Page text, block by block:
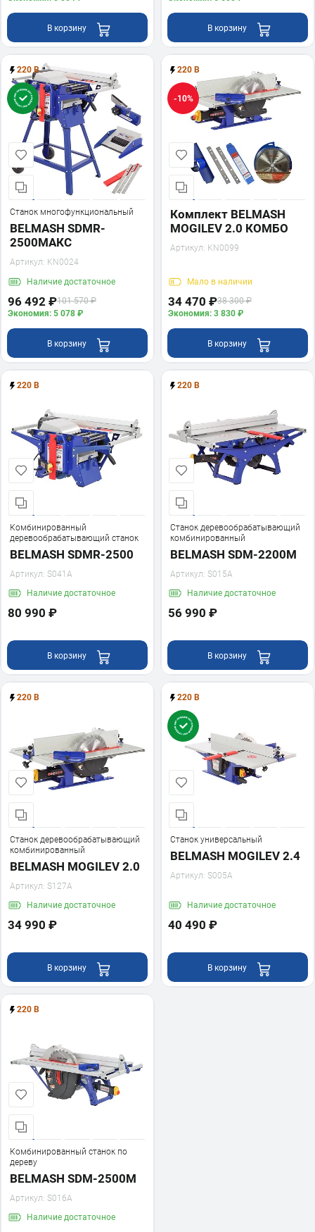
В корзину В корзину
220 В
Станок многофункциональный
BELMASH SDMR-
2500МАКС
Артикул: KN0024
Наличие достаточное
96 492 ₽101 570 ₽
Экономия: 5 078 ₽
В корзину
220 В
-10%
Комплект BELMASH
MOGILEV 2.0 КОМБО
Артикул: KN0099
Мало в наличии
34 470 ₽38 300 ₽
Экономия: 3 830 ₽
В корзину
220 В
Комбинированный
деревообрабатывающий станок
BELMASH SDMR-2500
Артикул: S041A
Наличие достаточное
80 990 ₽
В корзину
220 В
Станок деревообрабатывающий
комбинированный
BELMASH SDM-2200M
Артикул: S015A
Наличие достаточное
56 990 ₽
В корзину
220 В
Станок деревообрабатывающий
комбинированный
BELMASH MOGILEV 2.0
Артикул: S127A
Наличие достаточное
34 990 ₽
В корзину
220 В
Станок универсальный
BELMASH MOGILEV 2.4
Артикул: S005A
Наличие достаточное
40 490 ₽
В корзину
220 В
Комбинированный станок по
дереву
BELMASH SDM-2500M
Артикул: S016A
Наличие достаточное